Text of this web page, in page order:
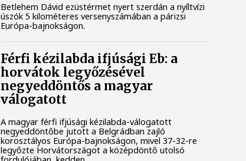
Betlehem Dávid ezüstérmet nyert szerdán a nyíltvízi
úszók 5 kilométeres versenyszámában a párizsi
Európa-bajnokságon.
Férfi kézilabda ifjúsági Eb: a
horvátok legyőzésével
negyeddöntős a magyar
válogatott
A magyar férfi ifjúsági kézilabda-válogatott
negyeddöntőbe jutott a Belgrádban zajló
korosztályos Európa-bajnokságon, mivel 37-32-re
legyőzte Horvátországot a középdöntő utolsó